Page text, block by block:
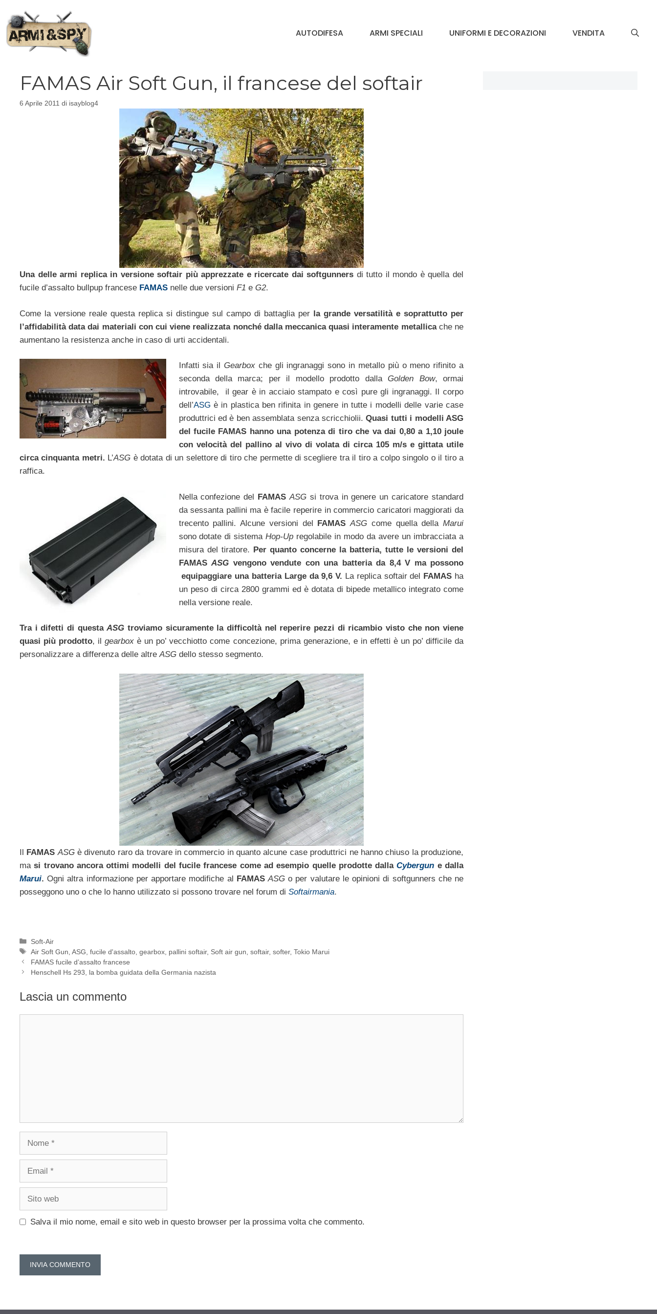
contenuto
AUTODIFESA ARMI SPECIALI UNIFORMI E DECORAZIONI VENDITA
FAMAS Air Soft Gun, il francese del softair
6 Aprile 2011 di isayblog4
Una delle armi replica in versione softair più apprezzate e ricercate dai softgunners di tutto il mondo è quella del
fucile d’assalto bullpup francese FAMAS nelle due versioni F1 e G2.
Come la versione reale questa replica si distingue sul campo di battaglia per la grande versatilità e soprattutto per
l’affidabilità data dai materiali con cui viene realizzata nonché dalla meccanica quasi interamente metallicache ne
aumentano la resistenza anche in caso di urti accidentali.
Infatti sia il Gearboxche gli ingranaggi sono in metallo più o meno rifinito a
seconda della marca; per il modello prodotto dallaGolden Bow, ormai
introvabile, il gear è in acciaio stampato e così pure gli ingranaggi. Il corpo
dell’ASG è in plastica ben rifinita in genere in tutte i modelli delle varie case
produttrici ed è ben assemblata senza scricchiolii. Quasi tutti i modelli ASG
del fucile FAMAS hanno una potenza di tiro che va dai 0,80 a 1,10 joule
con velocità del pallino al vivo di volata di circa 105 m/s e gittata utile
circa cinquanta metri. L’ASG è dotata di un selettore di tiro che permette di scegliere tra il tiro a colpo singolo o il tiro a
raffica.
Nella confezione del FAMAS ASGsi trova in genere un caricatore standard
da sessanta pallini ma è facile reperire in commercio caricatori maggiorati da
trecento pallini. Alcune versioni del FAMAS ASG come quella della Marui
sono dotate di sistemaHop-Up regolabile in modo da avere un imbracciata a
misura del tiratore. Per quanto concerne la batteria, tutte le versioni del
FAMAS ASG vengono vendute con una batteria da 8,4 V ma possono
equipaggiare una batteria Large da 9,6 V. La replica softair del FAMAS ha
un peso di circa 2800 grammi ed è dotata di bipede metallico integrato come
nella versione reale.
Tra i difetti di questaASG troviamo sicuramente la difficoltà nel reperire pezzi di ricambio visto che non viene
quasi più prodotto, ilgearbox è un po’ vecchiotto come concezione, prima generazione, e in effetti è un po’ difficile da
personalizzare a differenza delle altreASG dello stesso segmento.
Il FAMAS ASGè divenuto raro da trovare in commercio in quanto alcune case produttrici ne hanno chiuso la produzione,
masi trovano ancora ottimi modelli del fucile francese come ad esempio quelle prodotte dallaCybergun e dalla
Marui. Ogni altra informazione per apportare modifiche al FAMAS ASG o per valutare le opinioni di softgunners che ne
posseggono uno o che lo hanno utilizzato si possono trovare nel forum di Softairmania.
Categorie
Soft-Air
Tag
Air Soft Gun ,ASG ,fucile d'assalto ,gearbox pallini softair, Soft air gun ,softair,softer,Tokio Marui
FAMAS fucile d’assalto francese
Henschell Hs 293, la bomba guidata della Germania nazista
Lascia un commento
Nome
Email
Sito
Salva il mio nome, email e sito web in questo browser per la prossima volta che commento.